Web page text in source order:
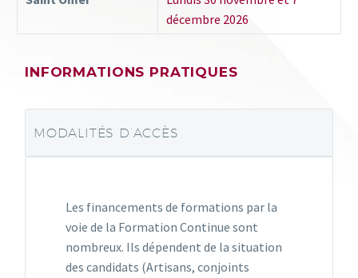
décembre 2026
INFORMATIONS PRATIQUES
MODALITÉS D’ACCÈS
Les financements de formations par la
voie de la Formation Continue sont
nombreux. Ils dépendent de la situation
des candidats (Artisans, conjoints